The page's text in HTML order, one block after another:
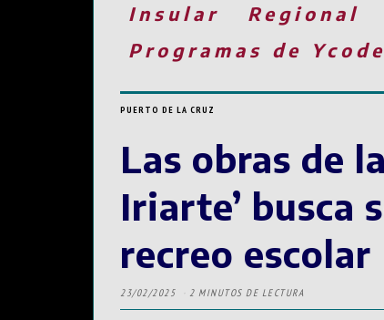
Insular
Regional
Programas de
PUERTO DE LA CRUZ
Las obras de
Iriarte’ busca
recreo escolar
23/02/2025 2 MINUTOS DE LECTURA